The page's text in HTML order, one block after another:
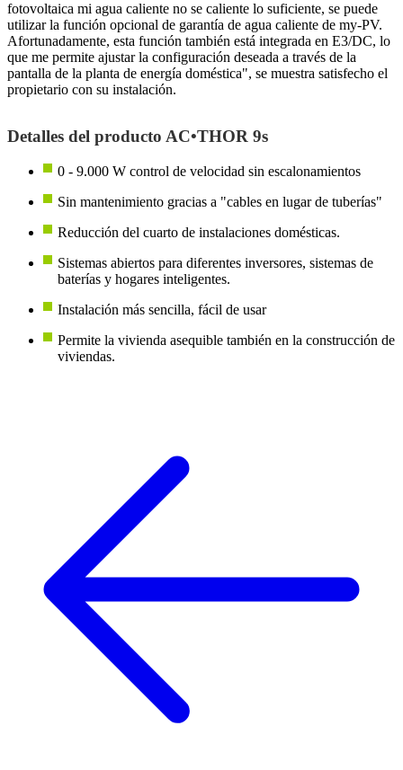
fotovoltaica mi agua caliente no se caliente lo suficiente, se puede
utilizar la función opcional de garantía de agua caliente de my-PV.
Afortunadamente, esta función también está integrada en E3/DC, lo
que me permite ajustar la configuración deseada a través de la
pantalla de la planta de energía doméstica", se muestra satisfecho el
propietario con su instalación.
Detalles del producto AC•THOR 9s
0 - 9.000 W control de velocidad sin escalonamientos
Sin mantenimiento gracias a "cables en lugar de tuberías"
Reducción del cuarto de instalaciones domésticas.
Sistemas abiertos para diferentes inversores, sistemas de
baterías y hogares inteligentes.
Instalación más sencilla, fácil de usar
Permite la vivienda asequible también en la construcción de
viviendas.